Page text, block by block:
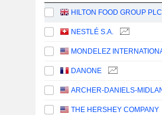
HILTON FOOD GROUP PLC
NESTLÉ S.A.
DANONE
THE HERSHEY COMPANY